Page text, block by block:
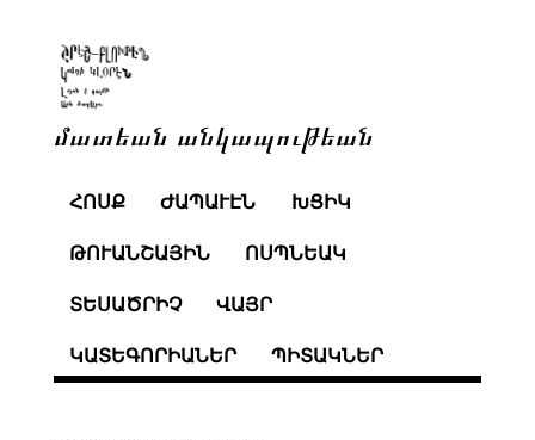
մատեան անկապութեան
ՀՈՍՔ ԺԱՊԱՒԷՆ ԽՑԻԿ
ԹՈՒԱՆՇԱՅԻՆ ՈՍՊՆԵԱԿ
ՏԵՍԱԾՐԻՉ ՎԱՅՐ
ԿԱՏԵԳՈՐԻԱՆԵՐ ՊԻՏԱԿՆԵՐ